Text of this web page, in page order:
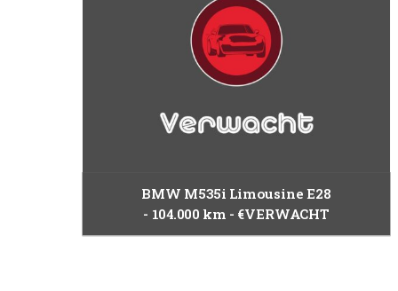
BMW M535i Limousine E28
104.000 km €VERWACHT